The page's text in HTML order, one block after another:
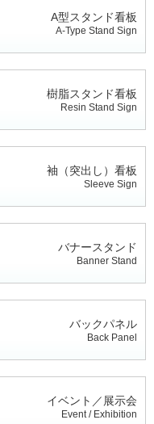
A型スタンド看板
A-Type Stand Sign
樹脂スタンド看板
Resin Stand Sign
袖（突出し）看板
Sleeve Sign
バナースタンド
Banner Stand
バックパネル
Back Panel
イベント／展示会
Event / Exhibition